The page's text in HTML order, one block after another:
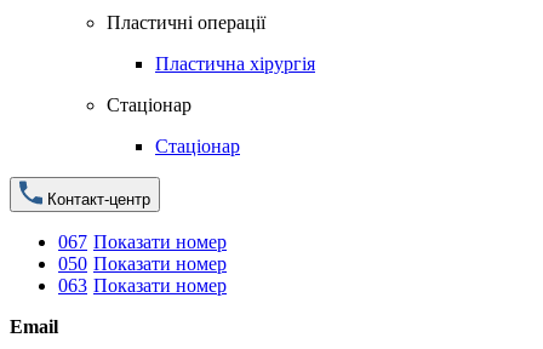
Пластичні операції
Пластична хірургія
Стаціонар
Стаціонар
Контакт-центр
067 Показати номер
050 Показати номер
063 Показати номер
Email